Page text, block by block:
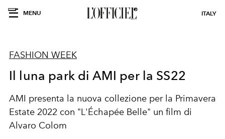
MENU ITALY
FASHION WEEK
Il luna park di AMI per la SS22
AMI presenta la nuova collezione per la Primavera
Estate 2022 con "L'Échapée Belle" un film di
Alvaro Colom